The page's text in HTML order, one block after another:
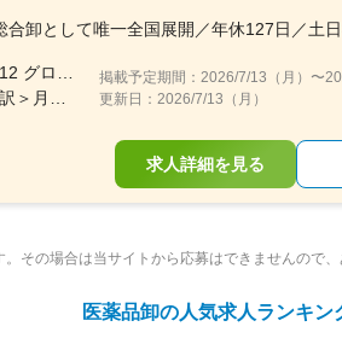
合卸として唯一全国展開／年休127日／土
掲載予定期間： 2026/7/13（月） 〜
更新日： 2026/7/13（月）
求人詳細を見る
その場合は当サイトから応募はできませんので
医薬品卸の人気求人ランキン